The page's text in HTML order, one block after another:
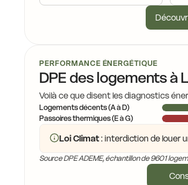
PERFORMANCE ÉNERGÉTIQUE
DPE des logements à
Voilà ce que disent les diagnostics
Logements décents (A à D)
Passoires thermiques (E à G)
Loi Climat: interdiction de louer
Source DPE ADEME, échantillon de 9601